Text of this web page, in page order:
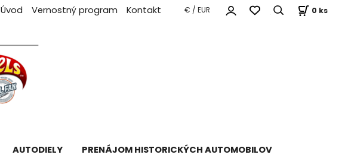
Úvod Vernostný program Kontakt € / EUR 0 ks
AUTODIELY PRENÁJOM HISTORICKÝCH AUTOMOBILOV